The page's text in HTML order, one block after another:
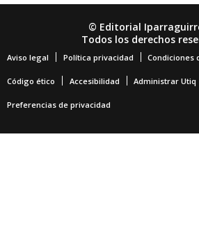
© Editorial
Todos los derechos
Aviso legal Política privacidad Condiciones
Código ético Accesibilidad Administrar Utiq
Preferencias de privacidad